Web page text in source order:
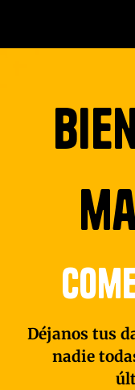
Déjanos tus
nadie